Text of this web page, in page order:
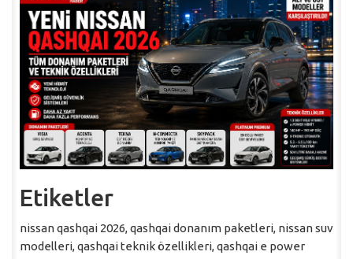
Etiketler
nissan qashqai 2026, qashqai donanım paketleri, nissan suv
modelleri, qashqai teknik özellikleri, qashqai e power